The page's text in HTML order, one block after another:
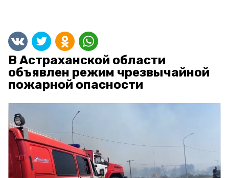
В Астраханской области
объявлен режим чрезвычайной
пожарной опасности